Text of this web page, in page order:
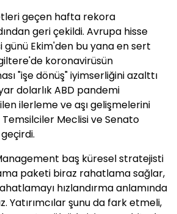
geçen hafta rekora
geri çekildi. Avrupa hisse
Ekim'den bu yana en sert
koronavirüsün
"işe dönüş" iyimserliğini azalttı
dolarlık ABD pandemi
ilerleme ve aşı gelişmelerini
Temsilciler Meclisi ve Senato
baş küresel stratejisti
paketi biraz rahatlama sağlar,
hızlandırma anlamında
Yatırımcılar şunu da fark etmeli,